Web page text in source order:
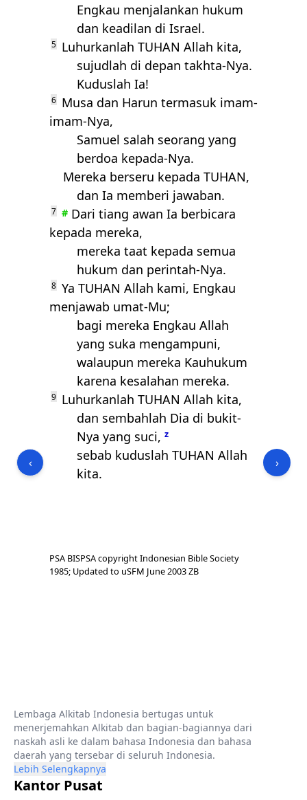
‹
Engkau menjalankan hukum
dan keadilan di Israel.
5 Luhurkanlah TUHAN Allah kita,
sujudlah di depan takhta-Nya.
Kuduslah Ia!
6 Musa dan Harun termasuk imam-
imam-Nya,
Samuel salah seorang yang
berdoa kepada-Nya.
Mereka berseru kepada TUHAN,
dan Ia memberi jawaban.
7 # Dari tiang awan Ia berbicara
kepada mereka,
mereka taat kepada semua
hukum dan perintah-Nya.
8 Ya TUHAN Allah kami, Engkau
menjawab umat-Mu;
bagi mereka Engkau Allah
yang suka mengampuni,
walaupun mereka Kauhukum
karena kesalahan mereka.
9 Luhurkanlah TUHAN Allah kita,
dan sembahlah Dia di bukit-
Nya yang suci, z
sebab kuduslah TUHAN Allah
kita.
PSA BISPSA copyright Indonesian Bible Society
1985; Updated to uSFM June 2003 ZB
›
Lembaga Alkitab Indonesia bertugas untuk
menerjemahkan Alkitab dan bagian-bagiannya dari
naskah asli ke dalam bahasa Indonesia dan bahasa
daerah yang tersebar di seluruh Indonesia.
Lebih Selengkapnya
Kantor Pusat